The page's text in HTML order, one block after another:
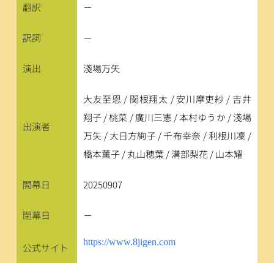
翻訳 －
訳詞 －
演出 淺場万矢
出演者
大友至恩 / 関根翔太 / 安川摩吏紗 / 吉井
翔子 / 桃菜 / 廣川三憲 / 本村ゆうか / 淺場
万矢 / ⼤⽇⽅絢⼦ / 千布幸奈 / 利根川凜 /
橋本薫⼦ / 丸⼭穂葉 / 溝部梨花 / ⼭本耀
開幕日 20250907
閉幕日 －
公式サイト https://www.8jigen.com